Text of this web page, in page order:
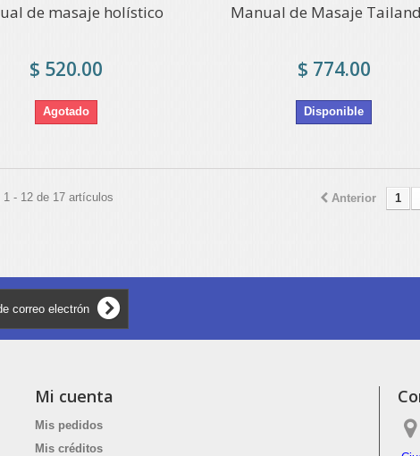
de masaje holístico
$ 520.00
Agotado
Manual de Masaje
$ 774.00
Disponible
Anterior 1
1 - 12 de 17 artículos
Mi cuenta
Mis pedidos
Mis créditos